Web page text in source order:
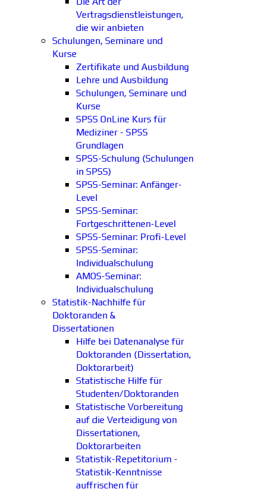
Vertragsdienstleistungen,
die wir anbieten
Schulungen, Seminare und
Kurse
Zertifikate und Ausbildung
Lehre und Ausbildung
Schulungen, Seminare und
Kurse
SPSS OnLine Kurs für
Mediziner - SPSS
Grundlagen
SPSS-Schulung (Schulungen
in SPSS)
SPSS-Seminar: Anfänger-
Level
SPSS-Seminar:
Fortgeschrittenen-Level
SPSS-Seminar: Profi-Level
SPSS-Seminar:
Individualschulung
AMOS-Seminar:
Individualschulung
Statistik-Nachhilfe für
Doktoranden &
Dissertationen
Hilfe bei Datenanalyse für
Doktoranden (Dissertation,
Doktorarbeit)
Statistische Hilfe für
Studenten/Doktoranden
Statistische Vorbereitung
auf die Verteidigung von
Dissertationen,
Doktorarbeiten
Statistik-Repetitorium -
Statistik-Kenntnisse
auffrischen für